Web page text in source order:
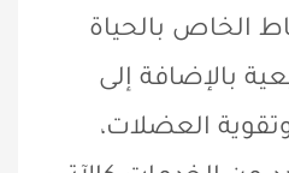
الخاص بالحياة
بالإضافة إلى
العضلات،